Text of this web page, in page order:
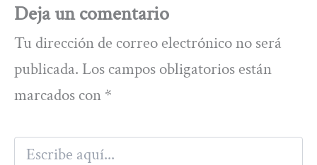
Deja un comentario
Tu dirección de correo electrónico no será
publicada. Los campos obligatorios están
marcados con *
Escribe
aquí...